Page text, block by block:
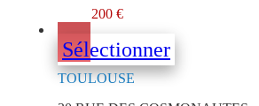
200 €
Sélectionner
TOULOUSE